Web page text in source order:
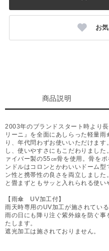
お
商品説明
2003年のブランドスタート時より
リーニ』を全面にあしらった軽量
り、年代問わずお使いいただけま
し、使いやすさにもこだわりまし
ァイバー製の55㎝骨を使用。骨を
ンドルはコロンとかわいいドーム
ン性と携帯性の良さを両立しまし
と畳まずともサッと入れられる使い
【雨傘 UV加工付】
雨天時専用のUV加工が施されている
雨の日にも降り注ぐ紫外線を防ぐ
たします。
遮光加工は施されておりません。